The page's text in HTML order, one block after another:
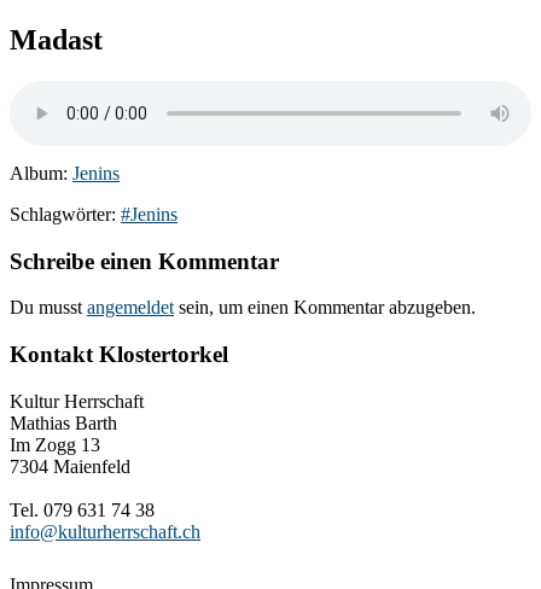
Madast
Album: Jenins
Schlagwörter: #Jenins
Schreibe einen Kommentar
Du musst angemeldet sein, um einen Kommentar abzugeben.
Kontakt Klostertorkel
Kultur Herrschaft
Mathias Barth
Im Zogg 13
7304 Maienfeld
Tel. 079 631 74 38
info@kulturherrschaft.ch